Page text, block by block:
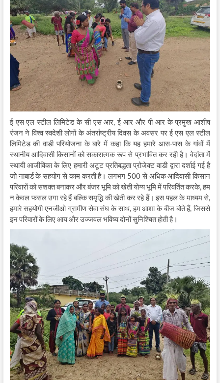
ई एस एल स्टील लिमिटेड के सी एस आर, ई आर और पी आर के प्रमुख आशीष
रंजन ने विश्व स्वदेशी लोगों के अंतर्राष्ट्रीय दिवस के अवसर पर ई एस एल स्टील
लिमिटेड की वाडी परियोजना के बारे में कहा कि यह हमारे आस-पास के गांवों में
स्थानीय आदिवासी किसानों को सकारात्मक रूप से प्रभावित कर रही है। वेदांता में
स्थायी आजीविका के लिए हमारी अटूट प्रतिबद्धता प्रोजेक्ट वाडी द्वारा दर्शाई गई है
जो नाबार्ड के सहयोग से काम करती है। लगभग 500 से अधिक आदिवासी किसान
परिवारों को सशक्त बनाकर और बंजर भूमि को खेती योग्य भूमि में परिवर्तित करके, हम
न केवल फसल उगा रहे हैं बल्कि समृद्धि की खेती कर रहे हैं। इस पहल के माध्यम से,
हमारे सहयोगी एनजीओ ग्रामीण सेवा संघ के साथ, हम आशा के बीज बोते हैं, जिससे
इन परिवारों के लिए आय और उज्जवल भविष्य दोनों सुनिश्चित होती है।